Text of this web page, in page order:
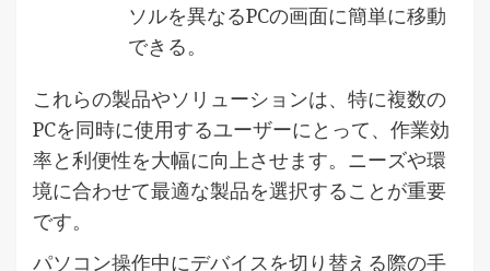
ソルを異なるPCの画面に簡単に移動
できる。
これらの製品やソリューションは、特に複数の
PCを同時に使用するユーザーにとって、作業効
率と利便性を大幅に向上させます。ニーズや環
境に合わせて最適な製品を選択することが重要
です。
パソコン操作中にデバイスを切り替える際の手